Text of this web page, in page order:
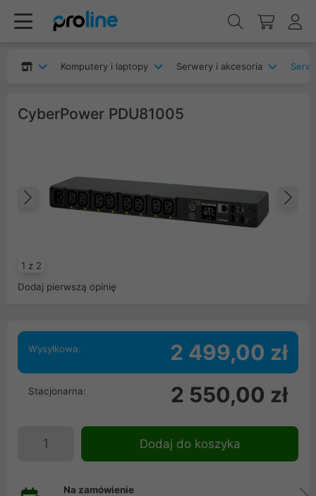
Komputery i laptopy Serwery i akcesoria
CyberPower PDU81005
1 z 2
Poprzedni
Dodaj pierwszą opinię
Wysyłkowa: 2 499,00 zł
Stacjonarna: 2 550,00 zł
Dodaj do koszyka
Na zamówienie